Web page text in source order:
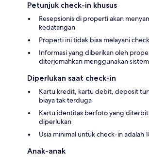
Petunjuk check-in khusus
Resepsionis di properti akan
kedatangan
Properti ini tidak bisa melayani
Informasi yang diberikan oleh
diterjemahkan menggunakan
Diperlukan saat check-in
Kartu kredit, kartu debit, deposit
biaya tak terduga
Kartu identitas berfoto yang
diperlukan
Usia minimal untuk check-in adalah
Anak-anak